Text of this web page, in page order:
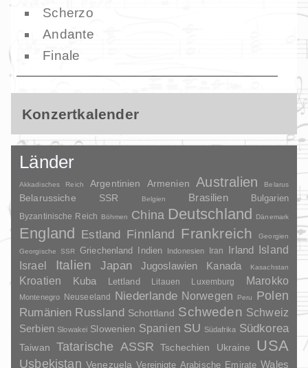
Scherzo
Andante
Finale
Konzertkalender
Länder
Akkadisches Reich Argentinien Armenien Australien Belarus
Belarussiche SSR Belgien Brasilien Bulgarien
Byzantinische Reich Böhmen China Deutschland Dänemark
England Estland Finnland Frankreich
Georgien
Georgische SSR
Griechenland Indien Indonesien Iran Irland
Island
Israel
Italien Japan Jugoslawien Kanada Kasachstan
Kroatien Kuba Lettland Litauen Luxemburg Marokko
Montenegro Neuseeland Niederlande Norwegen Peru
Polen
Rumänien Russland Schottland Schweden Schweiz
Serbien Slowakei Slowenien Spanien SU Südafrika Südkorea
Taiwan Tatarische ASSR Tschechien Ukraine USA
Usbekistan Venezuela Vereinigte Arabische Emirate Wales